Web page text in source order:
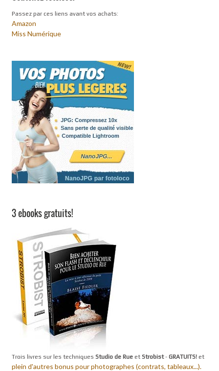
Passez par ces liens avant vos achats:
Amazon
Miss Numérique
3 ebooks gratuits!
Trois livres sur les techniques Studio de Rue et Strobist- GRATUITS! et
plein d'autres bonus pour photographes (contrats, tableaux...).